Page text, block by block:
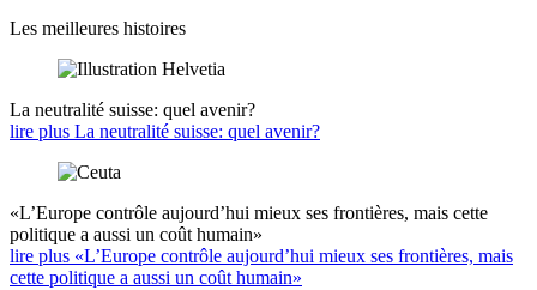
Les meilleures histoires
La neutralité suisse: quel avenir?
lire plus La neutralité suisse: quel avenir?
«L’Europe contrôle aujourd’hui mieux ses frontières, mais cette
politique a aussi un coût humain»
lire plus «L’Europe contrôle aujourd’hui mieux ses frontières, mais
cette politique a aussi un coût humain»